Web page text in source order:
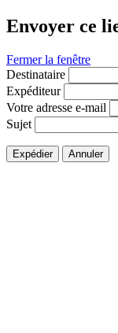
Envoyer ce
Fermer la fenêtre
Destinataire
Expéditeur
Votre adresse e-mail
Sujet
Expédier Annuler